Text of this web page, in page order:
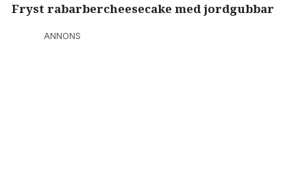
Fryst rabarbercheesecake med jordgubbar
ANNONS